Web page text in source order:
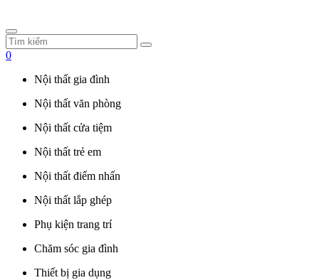
0
Nội thất gia đình
Nội thất văn phòng
Nội thất cửa tiệm
Nội thất trẻ em
Nội thất điểm nhấn
Nội thất lắp ghép
Phụ kiện trang trí
Chăm sóc gia đình
Thiết bị gia dụng